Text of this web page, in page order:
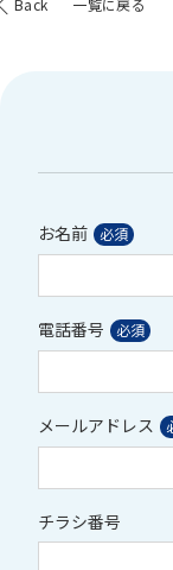
Back 一覧に戻る
お名前
電話番号
メールアドレス
チラシ番号